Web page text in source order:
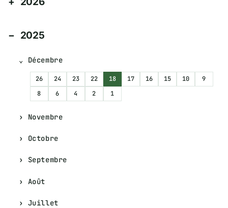
2025
Décembre
26 24 23 22 18 17 16 15 10
9
8
6 4 2 1
Novembre
Octobre
Septembre
Août
Juillet